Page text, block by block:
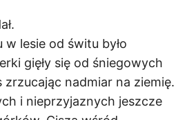
lesie od świtu było
gięły się od śniegowych
zrzucając nadmiar na ziemię.
i nieprzyjaznych jeszcze